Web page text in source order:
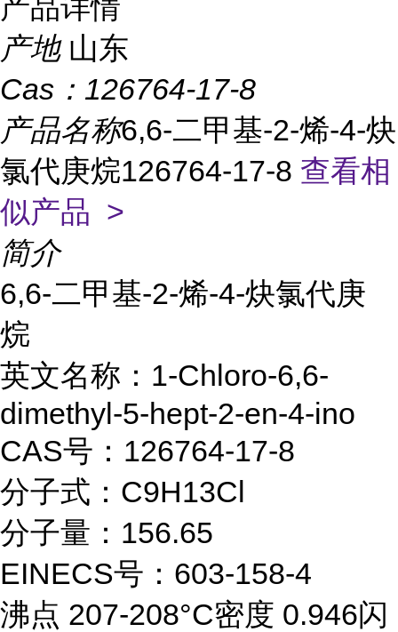
产品详情
产地 山东
Cas： 126764-17-8
产品名称6,6-二甲基-2-烯-4-炔
氯代庚烷126764-17-8 查看相
似产品 >
简介
6,6-二甲基-2-烯-4-炔氯代庚
烷
英文名称：1-Chloro-6,6-
dimethyl-5-hept-2-en-4-ino
CAS号：126764-17-8
分子式：C9H13Cl
分子量：156.65
EINECS号：603-158-4
沸点 207-208°C密度 0.946闪